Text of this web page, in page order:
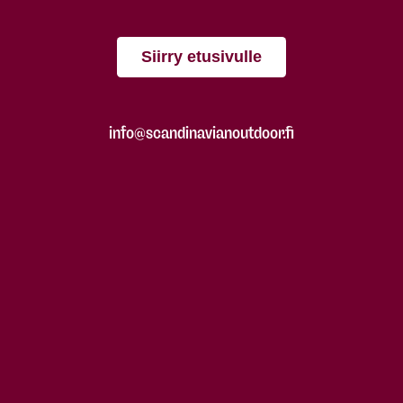
Siirry etusivulle
info@scandinavianoutdoor.fi